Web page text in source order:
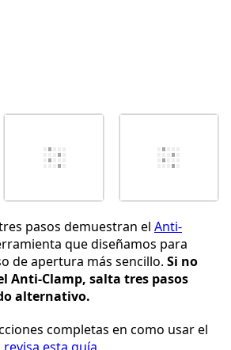
pasos demuestran el Anti-
que diseñamos para
de apertura más sencillo. Si no
Anti-Clamp, salta tres pasos
alternativo.
completas en como usar el